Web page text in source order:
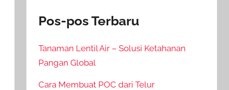
Pos-pos Terbaru
Tanaman Lentil Air – Solusi Ketahanan
Pangan Global
Cara Membuat POC dari Telur